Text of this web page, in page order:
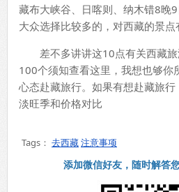
藏布大峡谷、日喀则、纳木错8晚
大众选择比较多的，对西藏的景点
差不多讲讲这10点有关西藏旅
100个须知查看这里，我想也够你
心态赴藏旅行。如果有想赴藏旅
淡旺季和价格对比
Tags： 去西藏注意事项
添加微信好友，随时解答